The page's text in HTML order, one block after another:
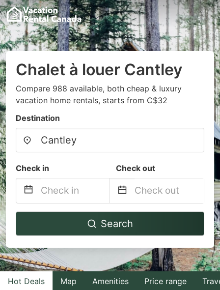
Chalet à louer Cantley
Compare 988 available, both cheap & luxury
vacation home rentals, starts from C$32
Destination
Check in Check out
Navigate
to
interact
with
the
Navigate
to
interact
with
the
Search
Hot Deals Map Amenities Price range